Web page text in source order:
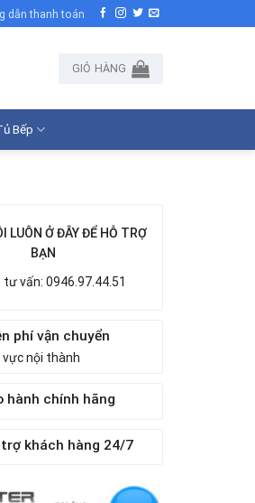
dẫn thanh toán
GIỎ HÀNG
Bếp
LUÔN Ở ĐÂY ĐỂ HỖ TRỢ
BẠN
tư vấn: 0946.97.44.51
phí vận chuyển
vực nội thành
hành chính hãng
trợ khách hàng 24/7